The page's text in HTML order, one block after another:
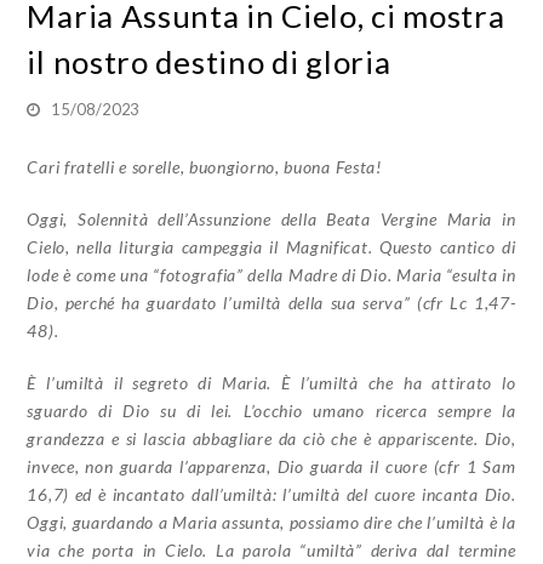
Maria Assunta in Cielo, ci mostra
il nostro destino di gloria
15/08/2023
Cari fratelli e sorelle, buongiorno, buona Festa!
Oggi, Solennità dell’Assunzione della Beata Vergine Maria in
Cielo, nella liturgia campeggia il Magnificat. Questo cantico di
lode è come una “fotografia” della Madre di Dio. Maria “esulta in
Dio, perché ha guardato l’umiltà della sua serva” (cfr Lc 1,47-
48).
È l’umiltà il segreto di Maria. È l’umiltà che ha attirato lo
sguardo di Dio su di lei. L’occhio umano ricerca sempre la
grandezza e si lascia abbagliare da ciò che è appariscente. Dio,
invece, non guarda l’apparenza, Dio guarda il cuore (cfr 1 Sam
16,7) ed è incantato dall’umiltà: l’umiltà del cuore incanta Dio.
Oggi, guardando a Maria assunta, possiamo dire che l’umiltà è la
via che porta in Cielo. La parola “umiltà” deriva dal termine